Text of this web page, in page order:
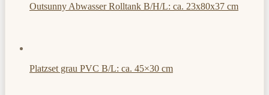
Outsunny Abwasser Rolltank B/H/L: ca. 23x80x37 cm
Platzset grau PVC B/L: ca. 45×30 cm